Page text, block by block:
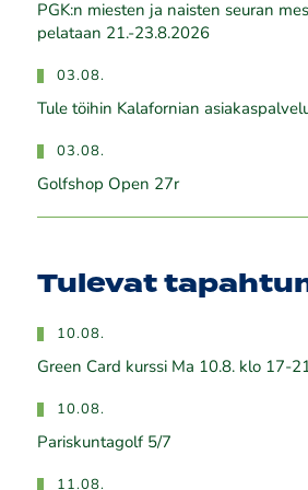
PGK:n miesten ja naisten seuran
pelataan 21.-23.8.2026
03.08.
Tule töihin Kalafornian
03.08.
Golfshop Open 27r
Tulevat
10.08.
Green Card kurssi Ma 10.8. klo 17-
10.08.
Pariskuntagolf 5/7
11.08.